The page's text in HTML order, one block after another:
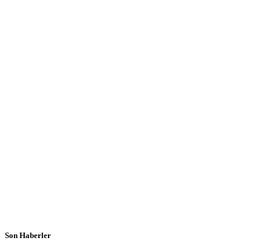
Son Haberler